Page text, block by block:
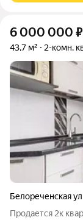
6 000 000 ₽
43,7 м² 2-комн.
Белореченская
Продается 2к